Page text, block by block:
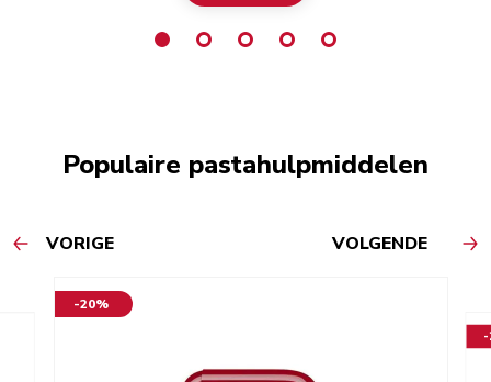
Populaire pastahulpmiddelen
VORIGE VOLGENDE
-20%
-